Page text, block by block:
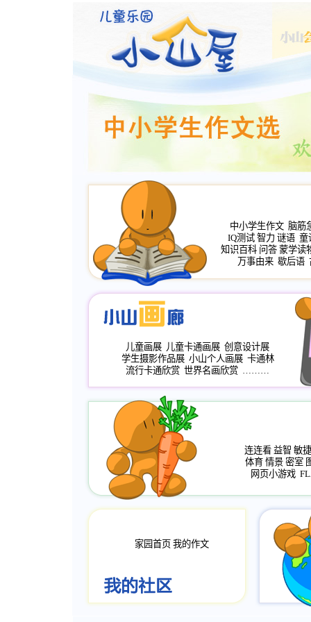
中小学生作文 脑筋
IQ测试 智力 谜语 童
知识百科 问答 蒙学读
万事由来 歇后语
儿童画展 儿童卡通画展 创意设计展
学生摄影作品展 小山个人画展 卡通林
流行卡通欣赏 世界名画欣赏 ………
连连看 益智 敏捷
体育 情景 密室
网页小游戏
家园首页 我的作文